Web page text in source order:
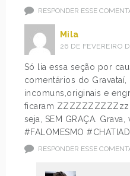
RESPONDER ESSE
Mila
26 DE FEVEREIRO
Só lia essa seção por
comentários do
incomuns,originais e
ficaram
seja, SEM GRAÇA.
#FALOMESMO
RESPONDER ESSE